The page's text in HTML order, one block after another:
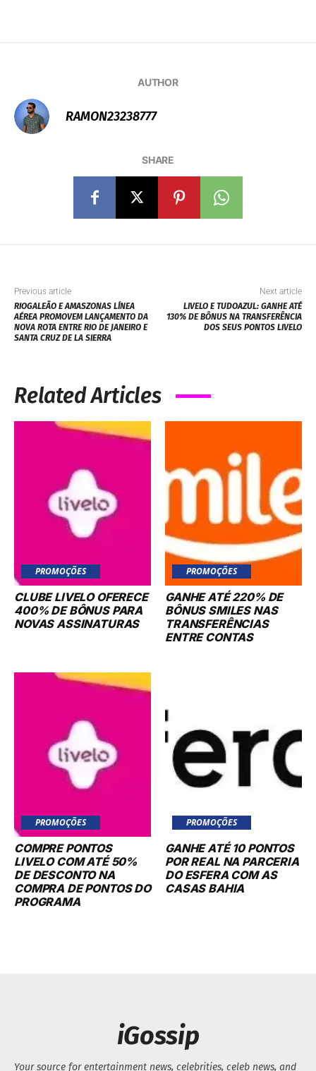
AUTHOR
RAMON23238777
SHARE
Previous article
RIOGALEÃO E AMASZONAS LÍNEA
AÉREA PROMOVEM LANÇAMENTO DA
NOVA ROTA ENTRE RIO DE JANEIRO E
SANTA CRUZ DE LA SIERRA
Next article
LIVELO E TUDOAZUL: GANHE ATÉ
130% DE BÔNUS NA TRANSFERÊNCIA
DOS SEUS PONTOS LIVELO
Related Articles
PROMOÇÕES
CLUBE LIVELO OFERECE
400% DE BÔNUS PARA
NOVAS ASSINATURAS
PROMOÇÕES
GANHE ATÉ 220% DE
BÔNUS SMILES NAS
TRANSFERÊNCIAS
ENTRE CONTAS
PROMOÇÕES
COMPRE PONTOS
LIVELO COM ATÉ 50%
DE DESCONTO NA
COMPRA DE PONTOS DO
PROGRAMA
PROMOÇÕES
GANHE ATÉ 10 PONTOS
POR REAL NA PARCERIA
DO ESFERA COM AS
CASAS BAHIA
iGossip
Your source for entertainment news, celebrities, celeb news, and